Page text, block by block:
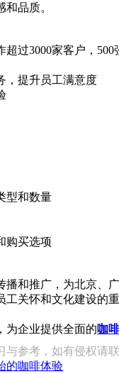
品质。
过3000家客户，
，提升员工满意度
型和数量
购买选项
播和推广，为北京、
关怀和文化建设
为企业提供全面的咖
参考，如有侵权请联
的咖啡体验